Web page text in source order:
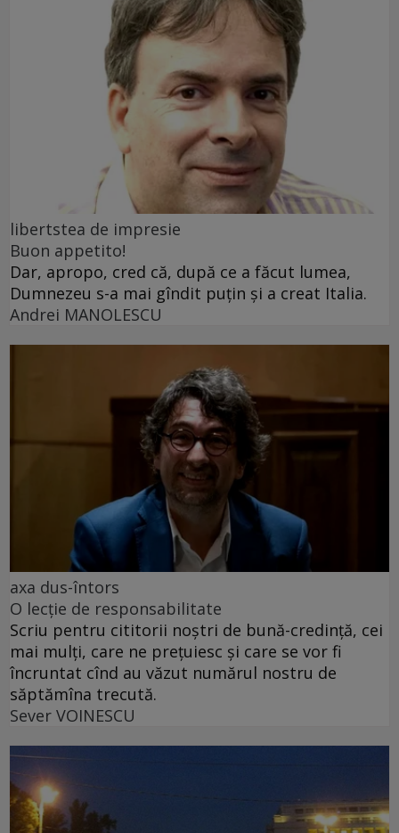
libertstea de impresie
Buon appetito!
Dar, apropo, cred că, după ce a făcut lumea,
Dumnezeu s-a mai gîndit puțin și a creat Italia.
Andrei MANOLESCU
axa dus-întors
O lecție de responsabilitate
Scriu pentru cititorii noștri de bună-credință, cei
mai mulți, care ne prețuiesc și care se vor fi
încruntat cînd au văzut numărul nostru de
săptămîna trecută.
Sever VOINESCU